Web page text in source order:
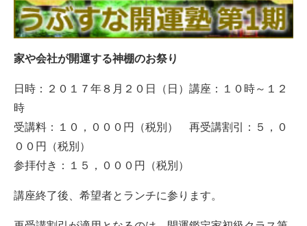
家や会社が開運する神棚のお祭り
日時：２０１７年８月２０日（日）講座：１０時～１２
時
受講料：１０，０００円（税別） 再受講割引：５，０
００円（税別）
参拝付き：１５，０００円（税別）
講座終了後、希望者とランチに参ります。